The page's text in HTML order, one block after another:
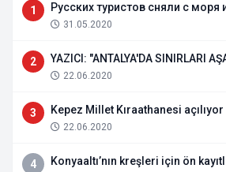
1 Русских туристов сняли с моря
31.05.2020
2 YAZICI: "ANTALYA'DA SINIRLARI
22.06.2020
3 Kepez Millet Kıraathanesi açılıyor
22.06.2020
4 Konyaaltı’nın kreşleri için ön